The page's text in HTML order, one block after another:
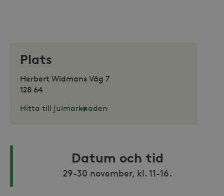
Plats
Herbert Widmans Väg 7
128 64
Hitta till julmarknaden
Datum och tid
29-30 november, kl. 11-16.